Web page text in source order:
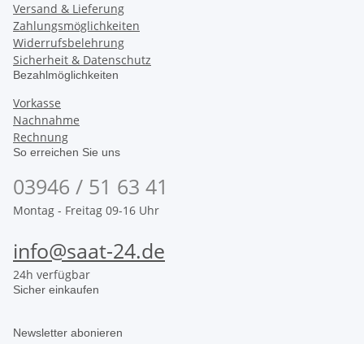
Versand & Lieferung
Zahlungsmöglichkeiten
Widerrufsbelehrung
Sicherheit & Datenschutz
Bezahlmöglichkeiten
Vorkasse
Nachnahme
Rechnung
So erreichen Sie uns
03946 / 51 63 41
Montag - Freitag 09-16 Uhr
info@saat-24.de
24h verfügbar
Sicher einkaufen
Newsletter abonieren